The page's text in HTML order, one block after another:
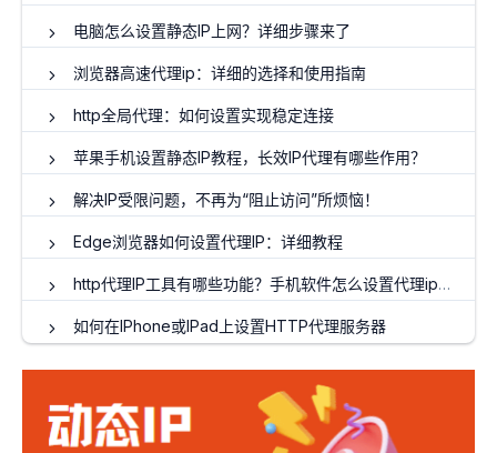
电脑怎么设置静态IP上网？详细步骤来了
浏览器高速代理ip：详细的选择和使用指南
http全局代理：如何设置实现稳定连接
苹果手机设置静态IP教程，长效IP代理有哪些作用？
解决IP受限问题，不再为“阻止访问”所烦恼！
Edge浏览器如何设置代理IP：详细教程
http代理IP工具有哪些功能？手机软件怎么设置代理ip地址？
如何在IPhone或IPad上设置HTTP代理服务器